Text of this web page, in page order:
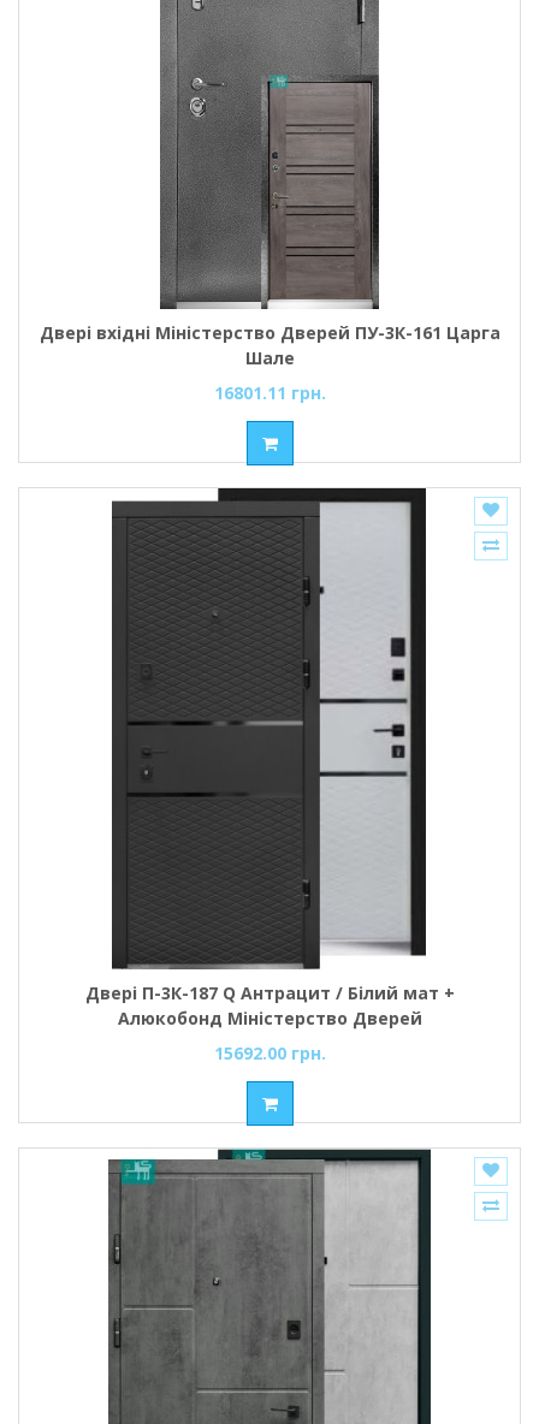
Двері вхідні Міністерство Дверей ПУ-3К-161 Царга
Шале
16801.11 грн.
Двері П-3К-187 Q Антрацит / Білий мат +
Алюкобонд Міністерство Дверей
15692.00 грн.